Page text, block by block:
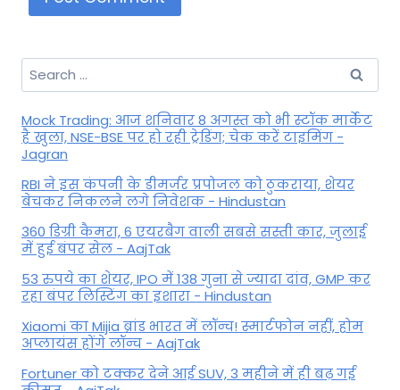
Search
for:
Mock Trading: आज शनिवार 8 अगस्त को भी स्टॉक मार्केट
है खुला, NSE-BSE पर हो रही ट्रेडिंग; चेक करें टाइमिंग -
Jagran
RBI ने इस कंपनी के डीमर्जर प्रपोजल को ठुकराया, शेयर
बेचकर निकलने लगे निवेशक - Hindustan
360 डिग्री कैमरा, 6 एयरबैग वाली सबसे सस्ती कार, जुलाई
में हुई बंपर सेल - AajTak
53 रुपये का शेयर, IPO में 138 गुना से ज्यादा दांव, GMP कर
रहा बंपर लिस्टिंग का इशारा - Hindustan
Xiaomi का Mijia ब्रांड भारत में लॉन्च! स्मार्टफोन नहीं, होम
अप्लायंस होंगे लॉन्च - AajTak
Fortuner को टक्कर देने आई SUV, 3 महीने में ही बढ़ गई